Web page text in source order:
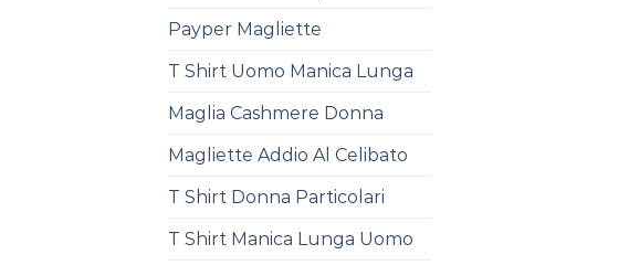
Payper Magliette
T Shirt Uomo Manica Lunga
Maglia Cashmere Donna
Magliette Addio Al Celibato
T Shirt Donna Particolari
T Shirt Manica Lunga Uomo